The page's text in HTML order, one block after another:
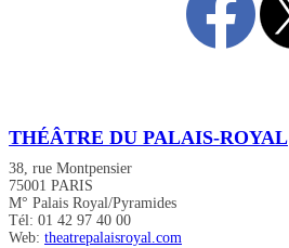
THÉÂTRE DU PALAIS-ROYAL
38, rue Montpensier
75001 PARIS
M° Palais Royal/Pyramides
Tél: 01 42 97 40 00
Web: theatrepalaisroyal.com